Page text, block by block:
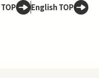
English TOP